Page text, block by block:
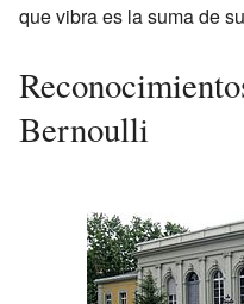
que vibra es la suma de
Bernoulli